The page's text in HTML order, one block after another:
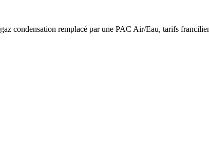
gaz condensation remplacé par une PAC Air/Eau, tarifs